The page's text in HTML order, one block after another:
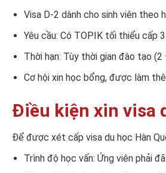
Visa D-2 dành cho sinh viên theo
Yêu cầu: Có TOPIK tối thiểu cấp
Thời hạn: Tùy thời gian đào tạo (2
Cơ hội xin học bổng, được làm
Điều kiện xin visa
Để được xét cấp visa du học Hàn
Trình độ học vấn: Ứng viên phải